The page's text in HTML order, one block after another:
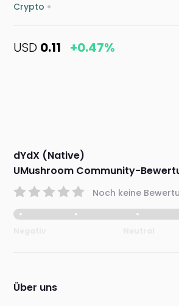
Crypto
USD 0.11 +0.47%
dYdX (Native)
UMushroom Community-
Noch keine
Über uns